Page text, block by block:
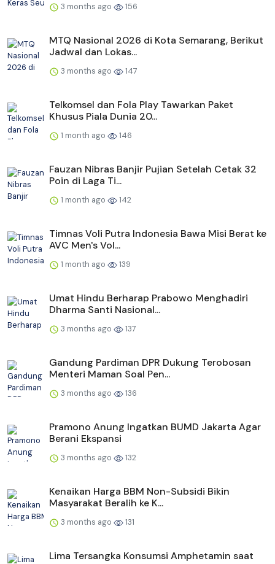
3 months ago 156
MTQ Nasional 2026 di Kota Semarang, Berikut
Jadwal dan Lokas...
3 months ago 147
Telkomsel dan Fola Play Tawarkan Paket
Khusus Piala Dunia 20...
1 month ago 146
Fauzan Nibras Banjir Pujian Setelah Cetak 32
Poin di Laga Ti...
1 month ago 142
Timnas Voli Putra Indonesia Bawa Misi Berat ke
AVC Men's Vol...
1 month ago 139
Umat Hindu Berharap Prabowo Menghadiri
Dharma Santi Nasional...
3 months ago 137
Gandung Pardiman DPR Dukung Terobosan
Menteri Maman Soal Pen...
3 months ago 136
Pramono Anung Ingatkan BUMD Jakarta Agar
Berani Ekspansi
3 months ago 132
Kenaikan Harga BBM Non-Subsidi Bikin
Masyarakat Beralih ke K...
3 months ago 131
Lima Tersangka Konsumsi Amphetamin saat